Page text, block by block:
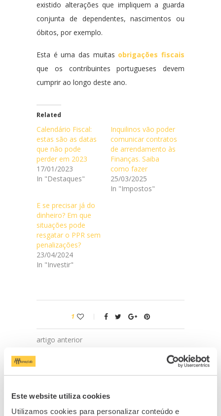
Este website utiliza cookies
Utilizamos cookies para personalizar conteúdo e
existido alterações que impliquem a guarda
conjunta de dependentes, nascimentos ou
óbitos, por exemplo.
Esta é uma das muitas obrigações fiscais
que os contribuintes portugueses devem
cumprir ao longo deste ano.
Related
Calendário Fiscal:
estas são as datas
que não pode
perder em 2023
17/01/2023
In "Destaques"
Inquilinos vão poder
comunicar contratos
de arrendamento às
Finanças. Saiba
como fazer
25/03/2025
In "Impostos"
E se precisar já do
dinheiro? Em que
situações pode
resgatar o PPR sem
penalizações?
23/04/2024
In "Investir"
1
artigo anterior
próximo artigo
combater a crise na habitação